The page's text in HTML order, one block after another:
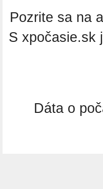
Pozrite sa na
S xpočasie.sk
Dáta o